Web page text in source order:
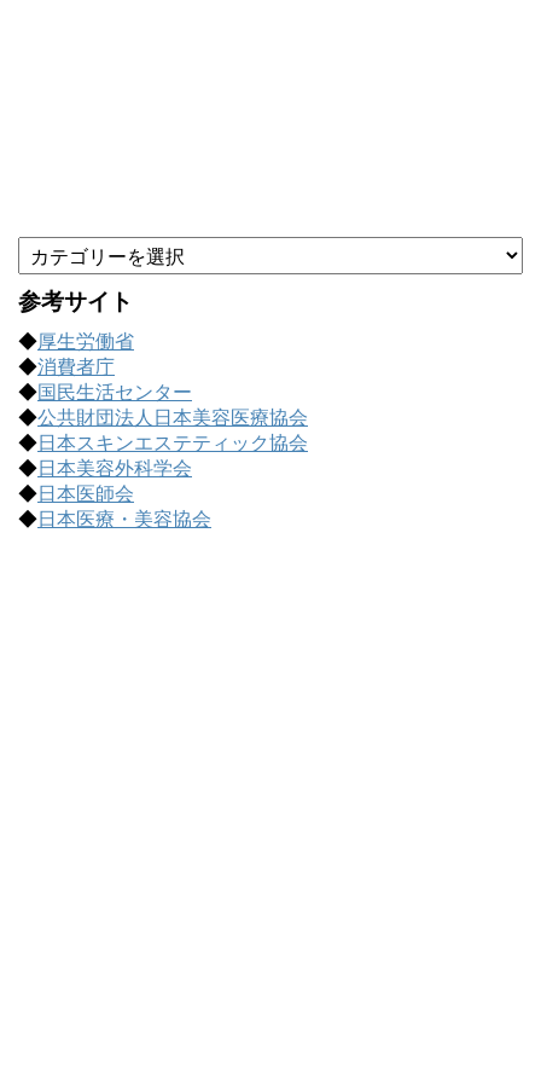
テ
ゴ
ー
で
記
事
を
探
す
参考サイト
◆厚生労働省
◆消費者庁
◆国民生活センター
◆公共財団法人日本美容医療協会
◆日本スキンエステティック協会
◆日本美容外科学会
◆日本医師会
◆日本医療・美容協会